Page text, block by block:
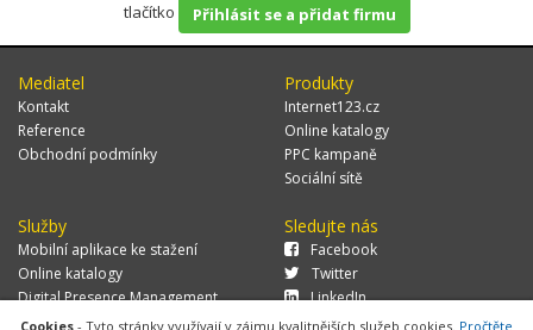
tlačítko
Přihlásit se a přidat firmu
Mediatel
Kontakt
Reference
Obchodní podmínky
Produkty
Internet123.cz
Online katalogy
PPC kampaně
Sociální sítě
Služby
Mobilní aplikace ke stažení
Online katalogy
Digital Presence Management
Více zákazníků
Sledujte nás
Facebook
Twitter
LinkedIn
Cookies - Tyto stránky využívají v zájmu kvalitnějších služeb cookies. Pročtěte